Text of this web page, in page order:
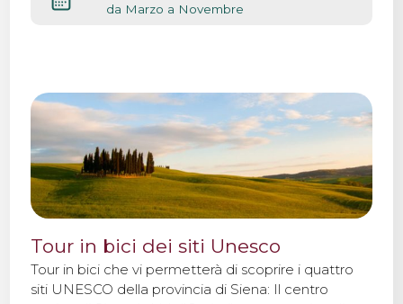
da Marzo a Novembre
Tour in bici dei siti Unesco
Tour in bici che vi permetterà di scoprire i quattro
siti UNESCO della provincia di Siena: Il centro